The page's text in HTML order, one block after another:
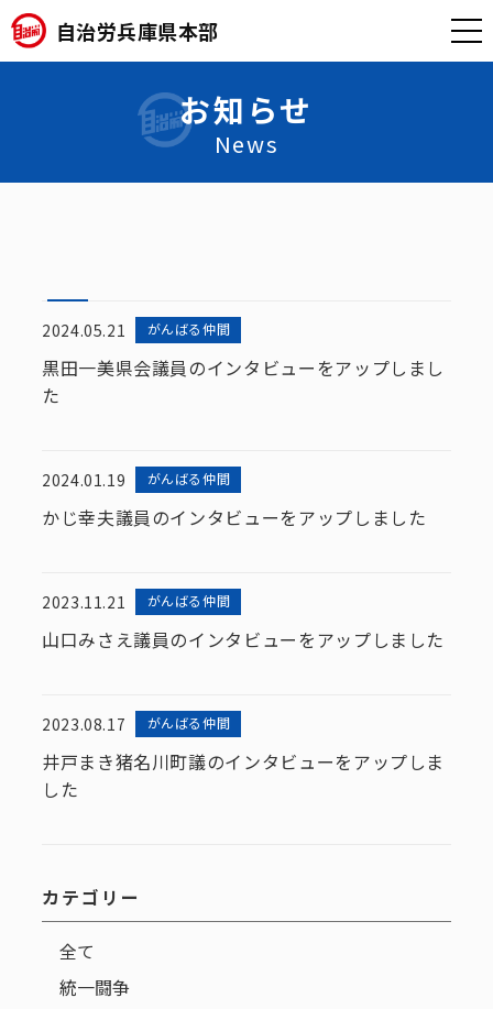
自治労兵庫県本部
お知らせ
News
2024.05.21 がんばる仲間
黒田一美県会議員のインタビューをアップしまし
た
2024.01.19 がんばる仲間
かじ幸夫議員のインタビューをアップしました
2023.11.21 がんばる仲間
山口みさえ議員のインタビューをアップしました
2023.08.17 がんばる仲間
井戸まき猪名川町議のインタビューをアップしま
した
カテゴリー
全て
統一闘争